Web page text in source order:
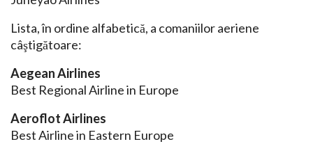
Lista, în ordine alfabetică, a comaniilor aeriene
câştigătoare:
Aegean Airlines
Best Regional Airline in Europe
Aeroflot Airlines
Best Airline in Eastern Europe